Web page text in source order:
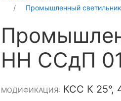
Промышленный
НН ССдП
МОДИФИКАЦИЯ: КСС К 25°,